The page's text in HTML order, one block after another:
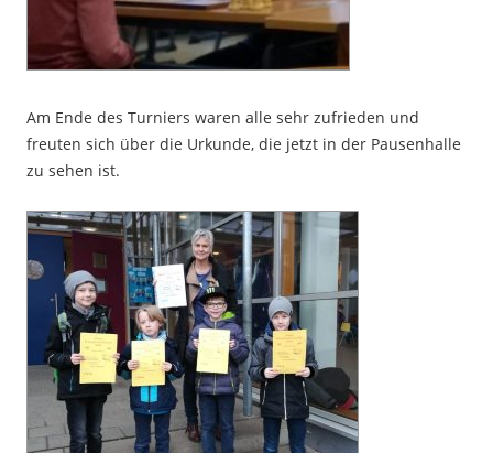
Am Ende des Turniers waren alle sehr zufrieden und
freuten sich über die Urkunde, die jetzt in der Pausenhalle
zu sehen ist.